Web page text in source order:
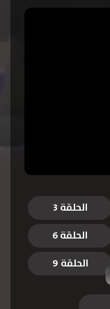
الحلقة 3
الحلقة 6
الحلقة 9